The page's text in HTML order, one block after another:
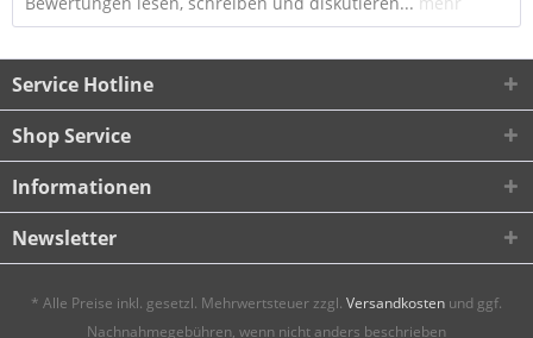
Service Hotline
Shop Service
Informationen
Newsletter
* Alle Preise inkl. gesetzl. Mehrwertsteuer zzgl. Versandkosten und ggf.
Nachnahmegebühren, wenn nicht anders beschrieben